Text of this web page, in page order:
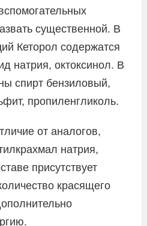
существенной. В
Кеторол содержатся
натрия, октоксинол. В
спирт бензиловый,
пропиленгликоль.
от аналогов,
натрия,
присутствует
красящего